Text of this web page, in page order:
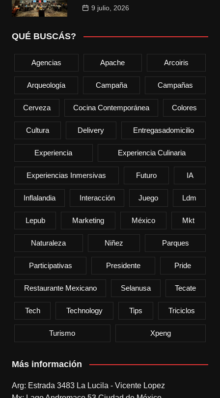
9 julio, 2026
QUÉ BUSCÁS?
Agencias Apache Arcoiris
Arqueología Campaña Campañas
Cerveza Cocina Contemporánea Colores
Cultura Delivery Entregasadomicilio
Experiencia Experiencia Culinaria
Experiencias Inmersivas Futuro IA
Inflalandia Interacción Juego Ldm
Lepub Marketing México Mkt
Naturaleza Niñez Parques
Participativas Presidente Pride
Restaurante Mexicano Selanusa Tecate
Tech Technology Tips Triciclos
Turismo Xpeng
Más información
Arg: Estrada 3483 La Lucila - Vicente Lopez